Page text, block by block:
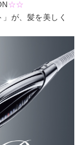
☆☆
が、髪を美しく